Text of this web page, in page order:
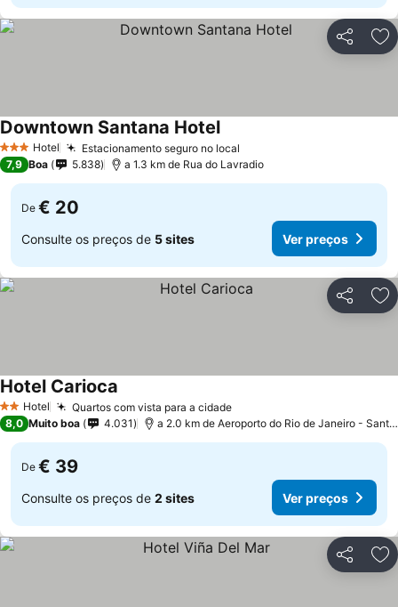
Partilhar
3 EstrelasHotel Estacionamento seguro no local
Downtown Santana Hotel
7,9 Boa 5.838 a 1.3 km de Rua do Lavradio
De € 20
Consulte os preços de 5 sites Ver preços
Partilhar
2 Estrelas
Hotel Quartos com vista para a cidade
Hotel Carioca
8,0 Muito boa 4.031 a 2.0 km de Aeroporto do Rio de Janeiro - Santos Dumont
De € 39
Consulte os preços de 2 sites Ver preços
Partilhar